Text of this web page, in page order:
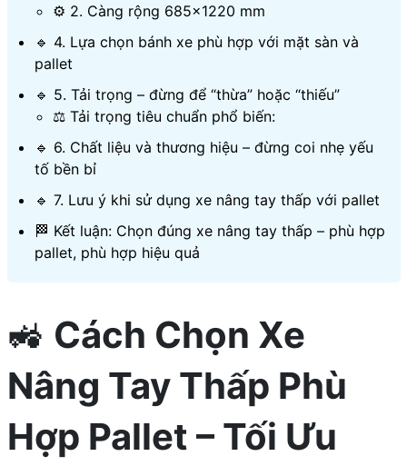
⚙️ 2. Càng rộng 685×1220 mm
🔹 4. Lựa chọn bánh xe phù hợp với mặt sàn và
pallet
🔹 5. Tải trọng – đừng để “thừa” hoặc “thiếu”
⚖️ Tải trọng tiêu chuẩn phổ biến:
🔹 6. Chất liệu và thương hiệu – đừng coi nhẹ yếu
tố bền bỉ
🔹 7. Lưu ý khi sử dụng xe nâng tay thấp với pallet
🏁 Kết luận: Chọn đúng xe nâng tay thấp – phù hợp
pallet, phù hợp hiệu quả
🚜 Cách Chọn Xe
Nâng Tay Thấp Phù
Hợp Pallet – Tối Ưu